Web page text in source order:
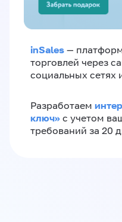
inSales —
торговлей через
социальных сетях
Разработаем
ключ»‎ с учетом
требований за 20